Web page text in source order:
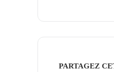
PARTAGEZ